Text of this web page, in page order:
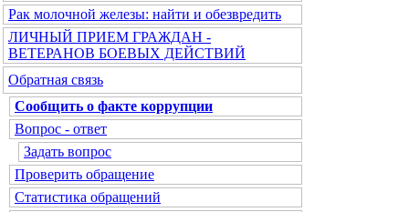
Рак молочной железы: найти и обезвредить
ЛИЧНЫЙ ПРИЕМ ГРАЖДАН -
ВЕТЕРАНОВ БОЕВЫХ ДЕЙСТВИЙ
Обратная связь
Сообщить о факте коррупции
Вопрос - ответ
Задать вопрос
Проверить обращение
Статистика обращений